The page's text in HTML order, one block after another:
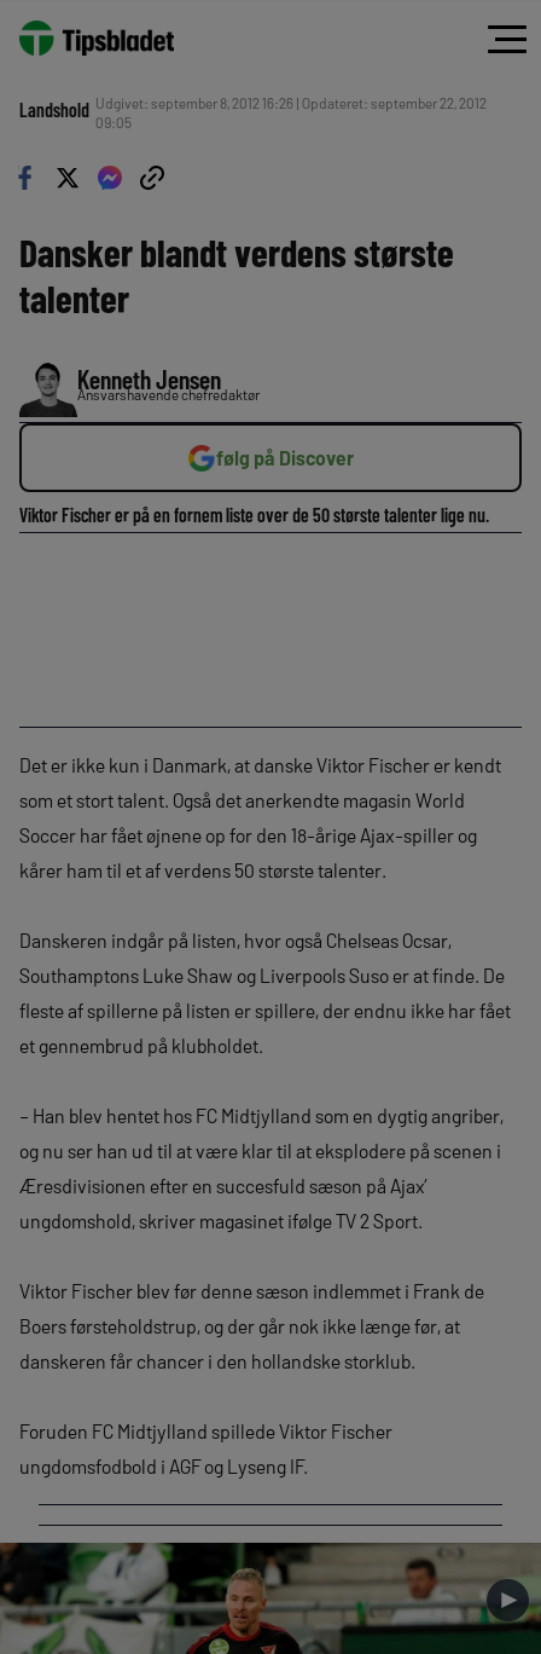
Landshold Udgivet: september 8, 2012 16:26 | Opdateret: september 22, 2012
09:05
Dansker blandt verdens største
talenter
Kenneth Jensen
Ansvarshavende chefredaktør
følg på Discover
Viktor Fischer er på en fornem liste over de 50 største talenter lige nu.
Det er ikke kun i Danmark, at danske Viktor Fischer er kendt
som et stort talent. Også det anerkendte magasin World
Soccer har fået øjnene op for den 18-årige Ajax-spiller og
kårer ham til et af verdens 50 største talenter.
Danskeren indgår på listen, hvor også Chelseas Ocsar,
Southamptons Luke Shaw og Liverpools Suso er at finde. De
fleste af spillerne på listen er spillere, der endnu ikke har fået
et gennembrud på klubholdet.
– Han blev hentet hos FC Midtjylland som en dygtig angriber,
og nu ser han ud til at være klar til at eksplodere på scenen i
Æresdivisionen efter en succesfuld sæson på Ajax’
ungdomshold, skriver magasinet ifølge TV 2 Sport.
Viktor Fischer blev før denne sæson indlemmet i Frank de
Boers førsteholdstrup, og der går nok ikke længe før, at
danskeren får chancer i den hollandske storklub.
Foruden FC Midtjylland spillede Viktor Fischer
ungdomsfodbold i AGF og Lyseng IF.
►